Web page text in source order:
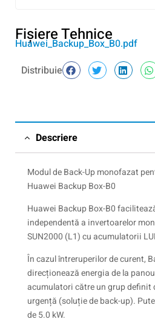
Fişiere Tehnice
Huawei_Backup_Box_B0.pdf
Distribuie
Descriere
Modul de Back-Up monofazat
Huawei Backup Box-B0
Huawei Backup Box-B0
independentă a invertoarelor
SUN2000 (L1) cu acumulatorii
În cazul întreruperilor de curent,
direcționează energia de la
acumulatori către un grup definit
urgență (soluție de back-up).
de 5.0 kW.